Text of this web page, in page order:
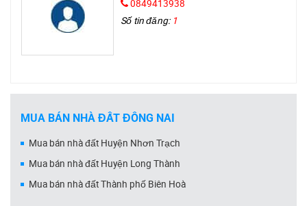
0849413938
Số tin đăng: 1
MUA BÁN NHÀ ĐẤT ĐỒNG NAI
Mua bán nhà đất Huyện Nhơn Trạch
Mua bán nhà đất Huyện Long Thành
Mua bán nhà đất Thành phố Biên Hoà